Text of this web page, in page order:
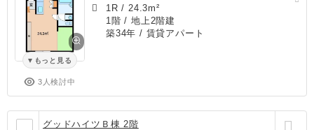
もっと見る
3人検討中
1R / 24.3m²
1階 / 地上2階建
築34年 / 賃貸アパート
グッドハイツＢ棟 2階